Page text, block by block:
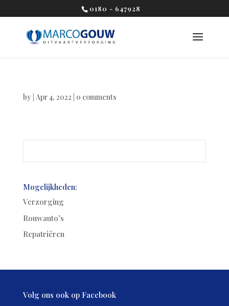
0180 - 647928
by Apr 4, 2022 0 comments
Mogelijkheden:
Verzorging
Rouwauto’s
Repatriëren
Volg ons ook op Facebook